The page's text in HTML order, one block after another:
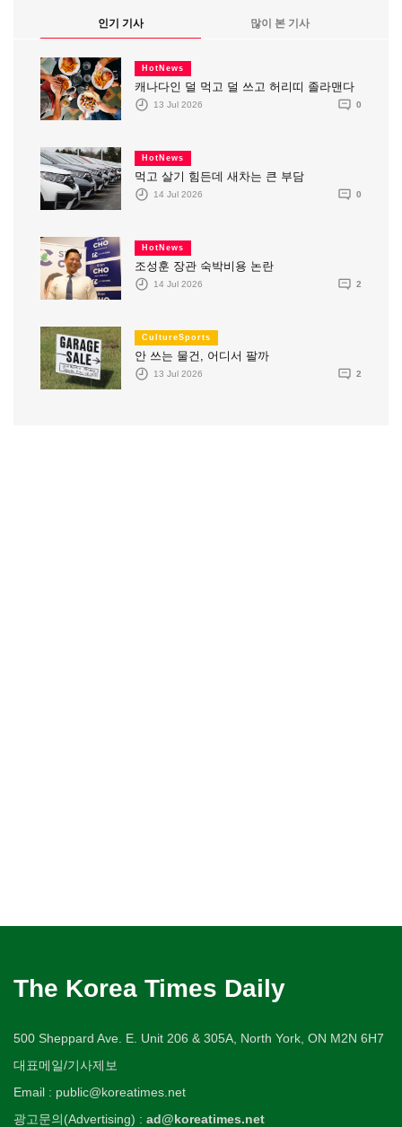
인기 기사 많이 본 기사
HotNews
캐나다인 덜 먹고 덜 쓰고 허리띠 졸라맨다
13 Jul 2026 0
HotNews
먹고 살기 힘든데 새차는 큰 부담
14 Jul 2026 0
HotNews
조성훈 장관 숙박비용 논란
14 Jul 2026 2
CultureSports
안 쓰는 물건, 어디서 팔까
13 Jul 2026 2
The Korea Times Daily
500 Sheppard Ave. E. Unit 206 & 305A, North York, ON M2N 6H7
대표메일/기사제보
Email : public@koreatimes.net
광고문의(Advertising) : ad@koreatimes.net